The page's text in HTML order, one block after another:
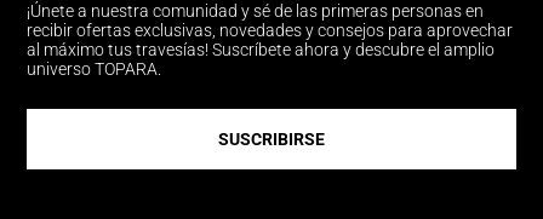
¡Únete a nuestra comunidad y sé de las primeras personas en
recibir ofertas exclusivas, novedades y consejos para aprovechar
al máximo tus travesías! Suscríbete ahora y descubre el amplio
universo TOPARA.
SUSCRIBIRSE